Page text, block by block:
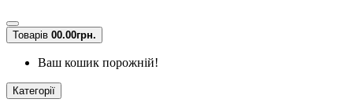
Товарів 00.00грн.
Ваш кошик порожній!
Категорії